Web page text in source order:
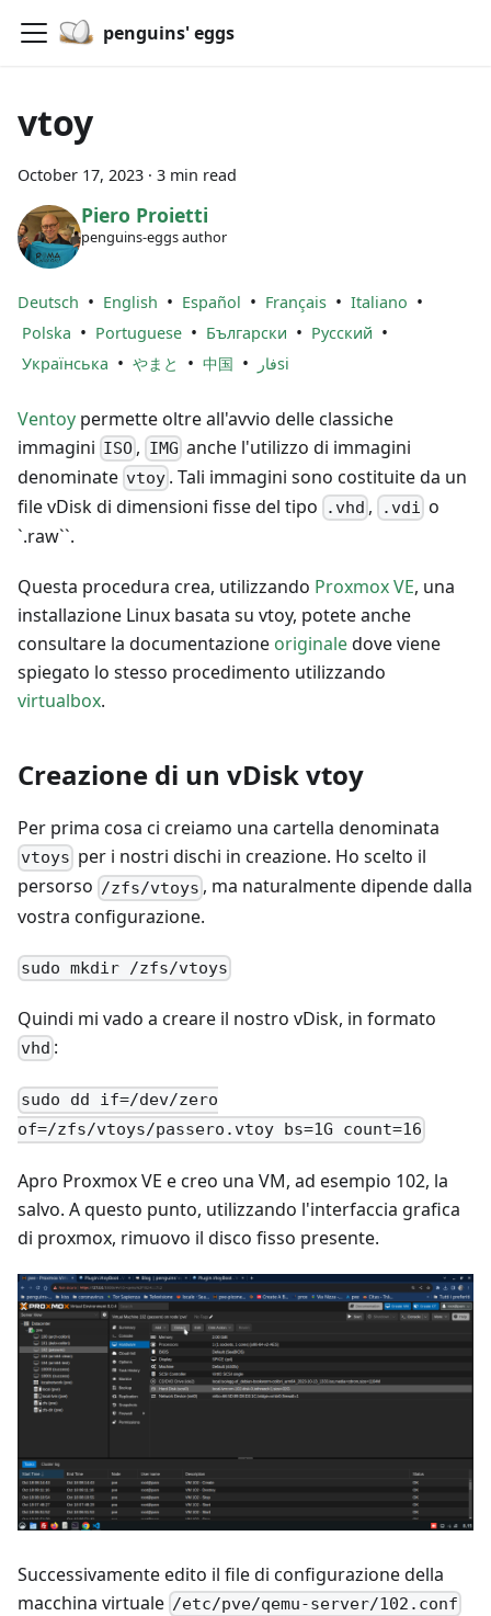
penguins' eggs
vtoy
October 17, 2023 · 3 min read
Piero Proietti
penguins-eggs author
Deutsch • English • Español • Français • Italiano •
Polska • Portuguese • Български • Русский •
Українська • やまと • 中国 • فارsi
Ventoy permette oltre all'avvio delle classiche
immagini ISO , IMG anche l'utilizzo di immagini
denominate vtoy . Tali immagini sono costituite da un
file vDisk di dimensioni fisse del tipo
.vhd , .vdi o
`.raw``.
Questa procedura crea, utilizzando Proxmox VE, una
installazione Linux basata su vtoy, potete anche
consultare la documentazione originaledove viene
spiegato lo stesso procedimento utilizzando
virtualbox.
Creazione di un vDisk vtoy
Per prima cosa ci creiamo una cartella denominata
vtoys per i nostri dischi in creazione. Ho scelto il
persorso /zfs/vtoys , ma naturalmente dipende dalla
vostra configurazione.
sudo mkdir /zfs/vtoys
Quindi mi vado a creare il nostro vDisk, in formato
vhd :
sudo dd if=/dev/zero
of=/zfs/vtoys/passero.vtoy bs=1G count=16
Apro Proxmox VE e creo una VM, ad esempio 102, la
salvo. A questo punto, utilizzando l'interfaccia grafica
di proxmox, rimuovo il disco fisso presente.
Successivamente edito il file di configurazione della
macchina virtuale /etc/pve/qemu-server/102.conf